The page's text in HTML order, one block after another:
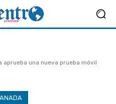
aprueba una nueva prueba móvil